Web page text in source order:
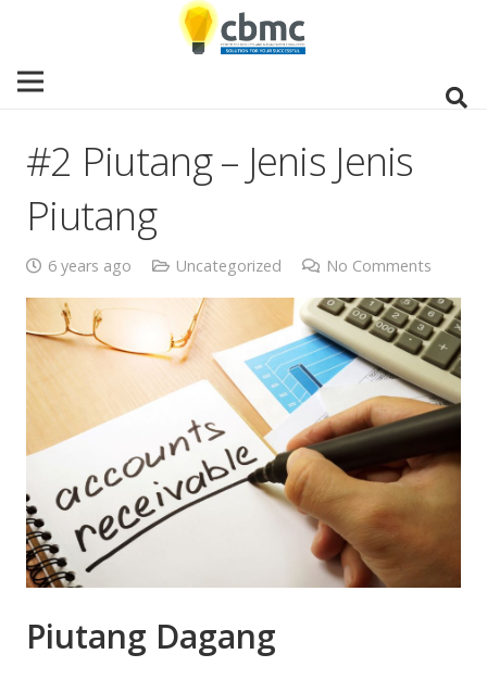
#2 Piutang – Jenis Jenis
Piutang
6 years ago Uncategorized No Comments
Piutang Dagang